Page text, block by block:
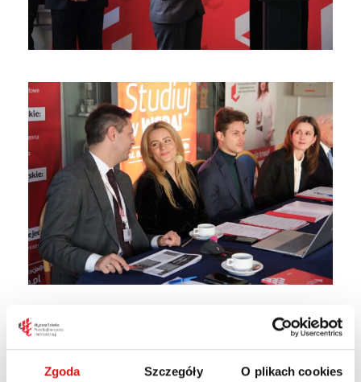
Zgoda Szczegóły O plikach cookies